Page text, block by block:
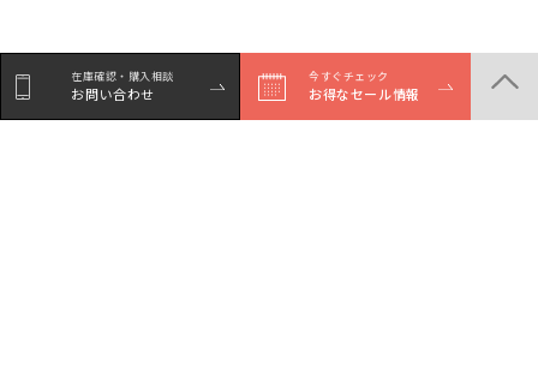
在庫確認・購入相談
お問い合わせ
今すぐチェック
お得なセール情報